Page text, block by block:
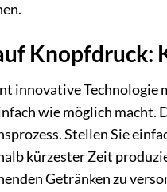
Knopfdruck:
innovative Technologie
wie möglich macht.
Stellen Sie
kürzester Zeit
Getränken zu